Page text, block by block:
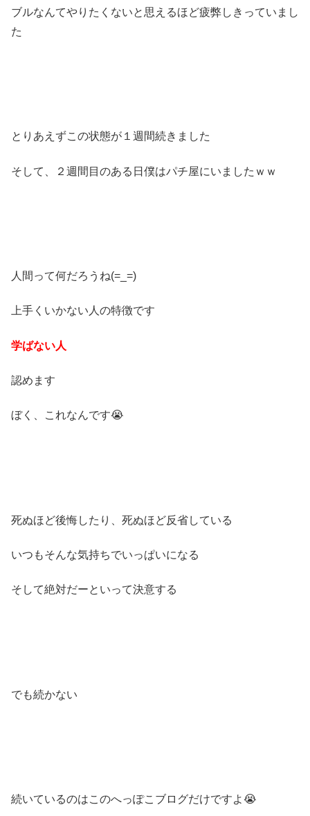
ブルなんてやりたくないと思えるほど疲弊しきっていまし
た
とりあえずこの状態が１週間続きました
そして、２週間目のある日僕はパチ屋にいましたｗｗ
人間って何だろうね(=_=)
上手くいかない人の特徴です
学ばない人
認めます
ぼく、これなんです😭
死ぬほど後悔したり、死ぬほど反省している
いつもそんな気持ちでいっぱいになる
そして絶対だーといって決意する
でも続かない
続いているのはこのへっぽこブログだけですよ😭